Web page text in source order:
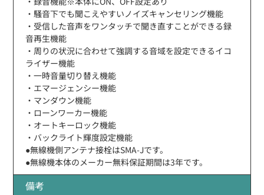
・騒音下でも聞こえやすいノイズキャンセリング機能
・受信した音声をワンタッチで聞き直すことができる録
音再生機能
・周りの状況に合わせて強調する音域を設定できるイコ
ライザー機能
・一時音量切り替え機能
・エマージェンシー機能
・マンダウン機能
・ローンワーカー機能
・オートキーロック機能
・バックライト輝度設定機能
●無線機側アンテナ接栓はSMA-Jです。
●無線機本体のメーカー無料保証期間は3年です。
備考